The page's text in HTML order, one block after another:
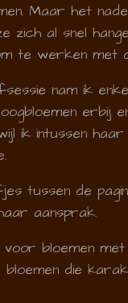
Maar het
zich al snel
te werken met
nam ik
erbij
ik intussen
tussen de
aansprak.
bloemen
die